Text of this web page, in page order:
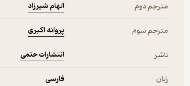
مترجم دوم الهام شیرزاد
مترجم سوم پروانه اکبری
ناشر انتشارات حتمی
زبان فارسی